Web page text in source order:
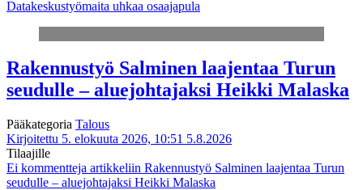
Datakeskustyömaita uhkaa osaajapula
Rakennustyö Salminen laajentaa Turun
seudulle – aluejohtajaksi Heikki Malaska
Pääkategoria Talous
Kirjoitettu 5. elokuuta 2026, 10:51 5.8.2026
Tilaajille
Ei kommentteja artikkeliin Rakennustyö Salminen laajentaa Turun
seudulle – aluejohtajaksi Heikki Malaska